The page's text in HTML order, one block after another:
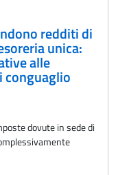
redditi di
unica:
alle
conguaglio
dovute in sede di